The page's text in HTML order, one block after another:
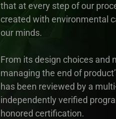
that at every step of our
created with environmental
our minds.
From its design choices and
managing the end of
has been reviewed by a
independently verified
honored certification.